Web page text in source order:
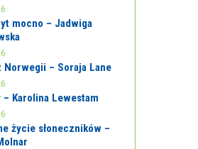
mocno – Jadwiga
Norwegii – Soraja Lane
– Karolina Lewestam
życie słoneczników –